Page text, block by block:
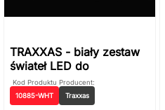
TRAXXAS - biały zestaw
świateł LED do
Kod Produktu
10885-WHT
Producent:
Traxxas